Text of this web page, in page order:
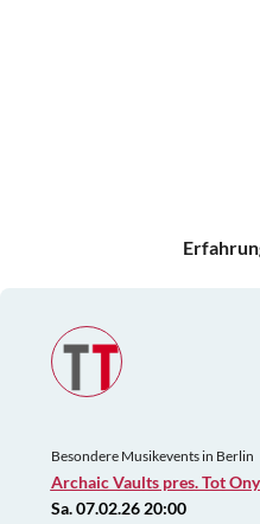
Besondere Musikevents in Berlin
Archaic Vaults pres. Tot
Sa. 07.02.26 20:00